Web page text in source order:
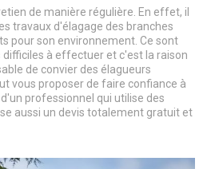
de manière régulière. En effet, il
travaux d'élagage des branches
pour son environnement. Ce sont
à effectuer et c'est la raison
de convier des élagueurs
vous proposer de faire confiance à
professionnel qui utilise des
aussi un devis totalement gratuit et